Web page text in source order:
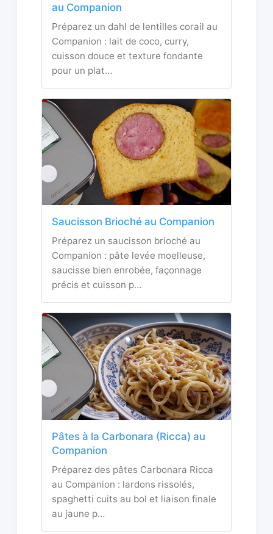
au Companion
Préparez un dahl de lentilles corail au
Companion : lait de coco, curry,
cuisson douce et texture fondante
pour un plat…
Saucisson Brioché au Companion
Préparez un saucisson brioché au
Companion : pâte levée moelleuse,
saucisse bien enrobée, façonnage
précis et cuisson p…
Pâtes à la Carbonara (Ricca) au
Companion
Préparez des pâtes Carbonara Ricca
au Companion : lardons rissolés,
spaghetti cuits au bol et liaison finale
au jaune p…